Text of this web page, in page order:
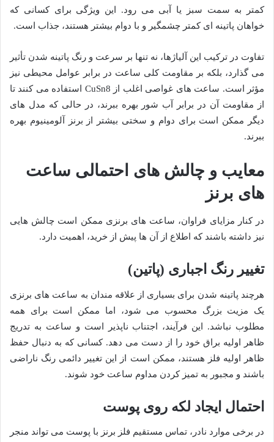
کمتر به سمت سبز یا آبی می رود. این ویژگی برای کسانی که
خواهان پاتینه ای کمتر چشمگیر و با دوام بیشتر هستند، جذاب است.
تفاوت در ترکیب این آلیاژها، نه تنها بر سرعت و رنگ پاتینه شدن تأثیر
می گذارد، بلکه بر مقاومت کلی ساعت در برابر عوامل محیطی نیز
مؤثر است. ساعت های غواصی اغلب از CuSn8 استفاده می کنند تا
از مقاومت آن در برابر آب شور بهره ببرند، در حالی که مدل های
دیگر ممکن است برای دوام و سختی بیشتر از برنز آلومینیوم بهره
ببرند.
معایب و چالش های احتمالی ساعت
های برنز
در کنار مزایای فراوان، ساعت های برنزی ممکن است چالش هایی
نیز داشته باشند که اطلاع از آن ها پیش از خرید، اهمیت دارد.
تغییر رنگ اجباری (پاتین)
هرچند پاتینه شدن برای بسیاری از علاقه مندان به ساعت های برنزی
یک مزیت بزرگ محسوب می شود، اما ممکن است برای همه
مطلوب نباشد. این فرآیند، اجتناب ناپذیر است و ساعت به تدریج
ظاهر اولیه براق خود را از دست می دهد. کسانی که به دنبال حفظ
ظاهر اولیه فلز هستند، ممکن است از این تغییر دائمی رنگ ناراضی
باشند و مجبور به تمیز کردن مداوم ساعت خود شوند.
احتمال ایجاد لکه روی پوست
در برخی موارد نادر، تماس مستقیم فلز برنز با پوست می تواند منجر